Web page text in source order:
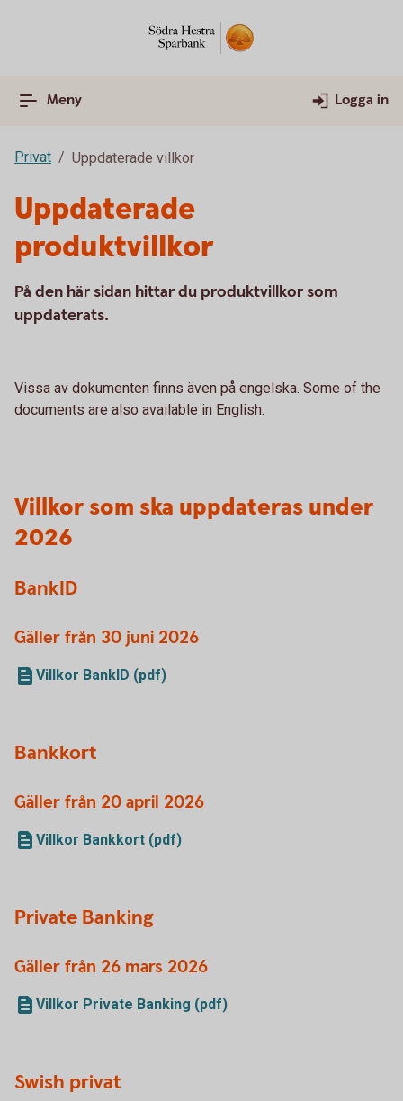
Meny Logga in
Privat Uppdaterade villkor
Uppdaterade
produktvillkor
På den här sidan hittar du produktvillkor som
uppdaterats.
Vissa av dokumenten finns även på engelska. Some of the
documents are also available in English.
Villkor som ska uppdateras under
2026
BankID
Gäller från 30 juni 2026
Villkor BankID (pdf)
Bankkort
Gäller från 20 april 2026
Villkor Bankkort (pdf)
Private Banking
Gäller från 26 mars 2026
Villkor Private Banking (pdf)
Swish privat